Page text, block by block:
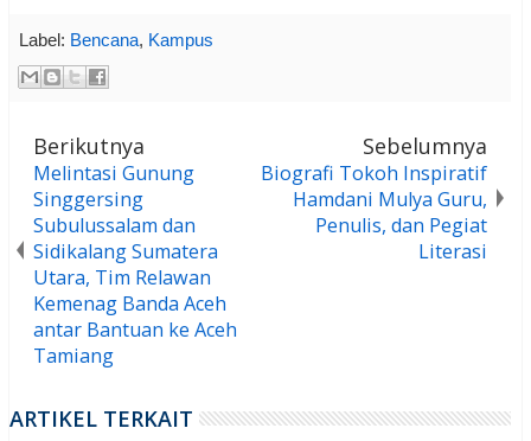
Label: Bencana, Kampus
Berikutnya
Melintasi Gunung
Singgersing
Subulussalam dan
Sidikalang Sumatera
Utara, Tim Relawan
Kemenag Banda Aceh
antar Bantuan ke Aceh
Tamiang
Sebelumnya
Biografi Tokoh Inspiratif
Hamdani Mulya Guru,
Penulis, dan Pegiat
Literasi
ARTIKEL TERKAIT